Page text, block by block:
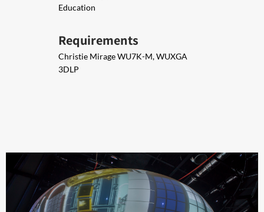
Education
Requirements
Christie Mirage WU7K-M, WUXGA
3DLP